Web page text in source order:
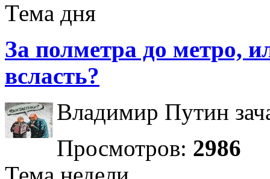
Тема дня
За полметра до метро,
всласть?
Владимир Путин
Просмотров: 2986